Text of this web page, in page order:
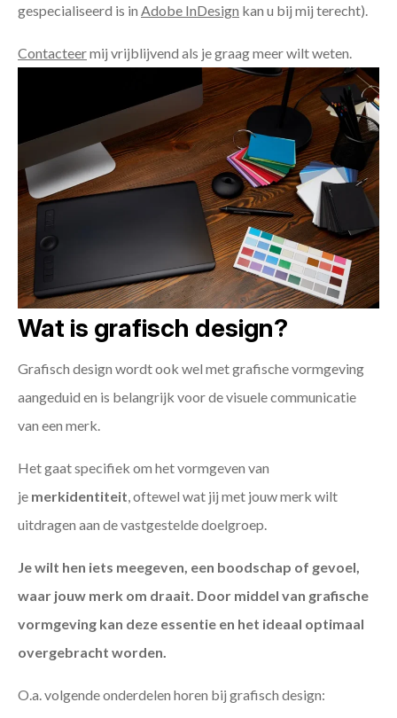
gespecialiseerd is in Adobe InDesign kan u bij mij terecht).
Contacteermij vrijblijvend als je graag meer wilt weten.
Wat is grafisch design?
Grafisch design wordt ook wel met grafische vormgeving
aangeduid en is belangrijk voor de visuele communicatie
van een merk.
Het gaat specifiek om het vormgeven van
je merkidentiteit , oftewel wat jij met jouw merk wilt
uitdragen aan de vastgestelde doelgroep.
Je wilt hen iets meegeven, een boodschap of gevoel,
waar jouw merk om draait. Door middel van grafische
vormgeving kan deze essentie en het ideaal optimaal
overgebracht worden.
O.a. volgende onderdelen horen bij grafisch design: